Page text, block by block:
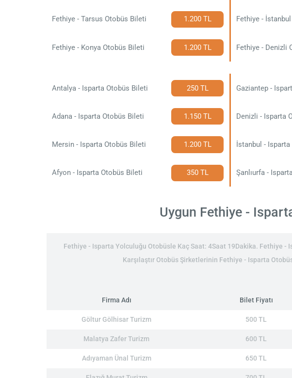
Fethiye - Tarsus Otobüs Bileti 1.200 TL Fethiye -
Fethiye - Konya Otobüs Bileti 1.200 TL Fethiye - Denizli
Antalya - Isparta Otobüs Bileti 250 TL Gaziantep -
Adana - Isparta Otobüs Bileti 1.150 TL Denizli - Isparta
Mersin - Isparta Otobüs Bileti 1.200 TL İstanbul -
Afyon - Isparta Otobüs Bileti 350 TL Şanlıurfa -
Uygun Fethiye -
Fethiye - Isparta Yolculuğu Otobüsle Kaç Saat: 4Saat 19Dakika. Fethiye -
Karşılaştır Otobüs Şirketlerinin Fethiye - Isparta
Firma Adı Bilet Fiyatı
Göltur Gölhisar Turizm 500 TL
Malatya Zafer Turizm 600 TL
Adıyaman Ünal Turizm 650 TL